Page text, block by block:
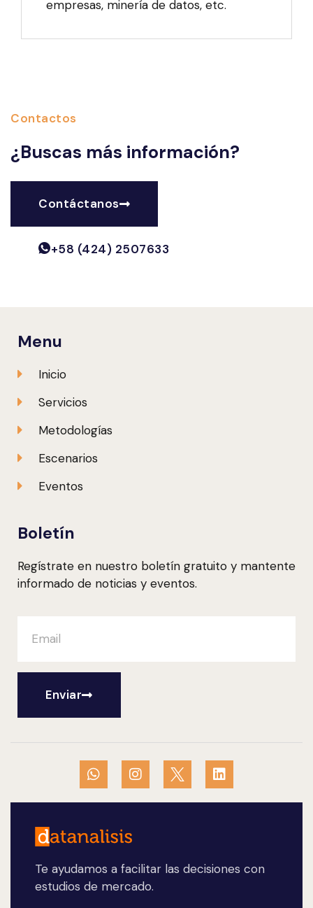
empresas, minería de datos, etc.
Contactos
¿Buscas más información?
Contáctanos
+58 (424) 2507633
Te ayudamos a facilitar las decisiones con
estudios de mercado.
Menu
Inicio
Servicios
Metodologías
Escenarios
Eventos
Boletín
Regístrate en nuestro boletín gratuito y mantente
informado de noticias y eventos.
Enviar